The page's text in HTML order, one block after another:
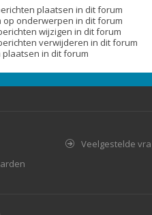
plaatsen in dit forum
op onderwerpen in dit forum
wijzigen in dit forum
verwijderen in dit forum
plaatsen in dit forum
Veelgestelde